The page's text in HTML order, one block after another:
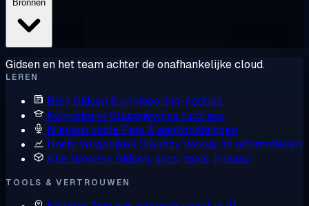
Gidsen en het team achter de onafhankelijke cloud.
LEREN
Blog Gidsen & engineering-notities
Kennisbank Stapsgewijze tutorials
Nieuwsruimte Pers & aankondigingen
Hosts vergelijken Cloudzy versus de alternatieven
Alle bronnen Gidsen, docs, tools, nieuws
TOOLS & VERTROUWEN